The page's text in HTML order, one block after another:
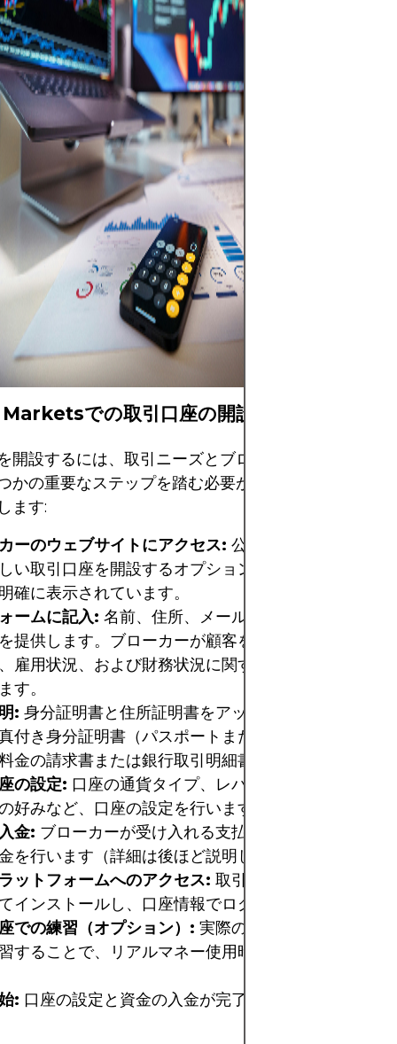
での取引口座の開設方法
開設するには、取引ニーズとブローカーの規制要件
かの重要なステップを踏む必要があります。以下に
ます:
ーのウェブサイトにアクセス: 公式ウェブサイトにア
い取引口座を開設するオプションを探します。通常
確に表示されています。
ームに記入: 名前、住所、メールアドレス、電話番号
提供します。ブローカーが顧客をよりよく理解する
雇用状況、および財務状況に関する追加情報が求め
す。
: 身分証明書と住所証明書をアップロードします。一
付き身分証明書（パスポートまたは身分証明書）と
金の請求書または銀行取引明細書）が含まれます。
の設定: 口座の通貨タイプ、レバレッジ、および場合
好みなど、口座の設定を行います。
金: ブローカーが受け入れる支払い方法のいずれかを
を行います（詳細は後ほど説明します）。
ットフォームへのアクセス: 取引プラットフォームを
インストールし、口座情報でログインします。
での練習（オプション）: 実際のお金を使う前に仮想
することで、リアルマネー使用時に驚かされること
: 口座の設定と資金の入金が完了したら、取引を開始